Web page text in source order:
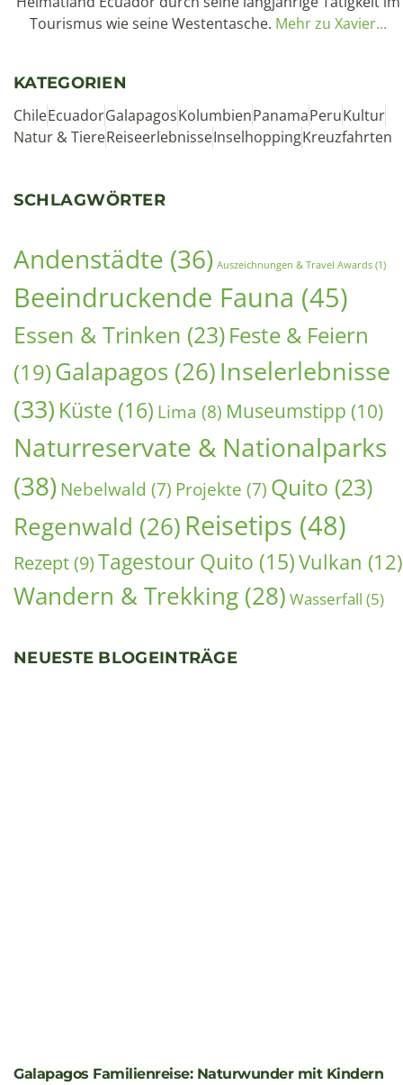
Tourismus wie seine Westentasche. Mehr zu Xavier...
KATEGORIEN
ChileEcuadorGalapagosKolumbienPanamaPeruKultur
Natur & TiereReiseerlebnisseInselhoppingKreuzfahrten
SCHLAGWÖRTER
Andenstädte (36) Auszeichnungen & Travel Awards (1)
Beeindruckende Fauna (45)
Essen & Trinken (23)Feste & Feiern
(19)Galapagos (26)Inselerlebnisse
(33) Küste (16) Lima (8) Museumstipp (10)
Naturreservate & Nationalparks
(38) Nebelwald (7) Projekte (7) Quito (23)
Regenwald (26)Reisetips (48)
Rezept(9)Tagestour Quito (15)Vulkan (12)
Wandern & Trekking (28) Wasserfall (5)
NEUESTE BLOGEINTRÄGE
Galapagos Familienreise: Naturwunder mit Kindern